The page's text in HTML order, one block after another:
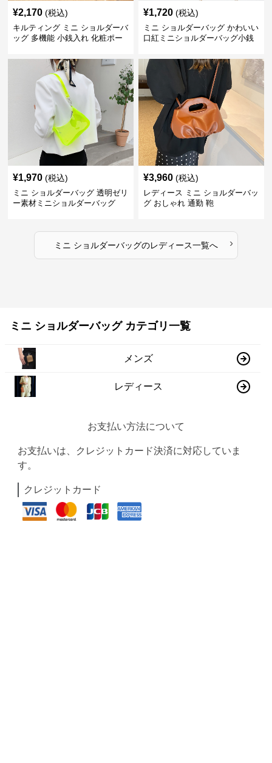
¥2,170 (税込)
キルティング ミニ ショルダーバ
ッグ 多機能 小銭入れ 化粧ポー
¥1,720 (税込)
ミニ ショルダーバッグ かわいい
口紅ミニショルダーバッグ小銭
¥1,970 (税込)
ミニ ショルダーバッグ 透明ゼリ
ー素材ミニショルダーバッグ
¥3,960 (税込)
レディース ミニ ショルダーバッ
グ おしゃれ 通勤 鞄
ミニ ショルダーバッグのレディース一覧へ ›
ミニ ショルダーバッグ カテゴリ一覧
メンズ
レディース
お支払い方法について
お支払いは、クレジットカード決済に対応していま
す。
クレジットカード